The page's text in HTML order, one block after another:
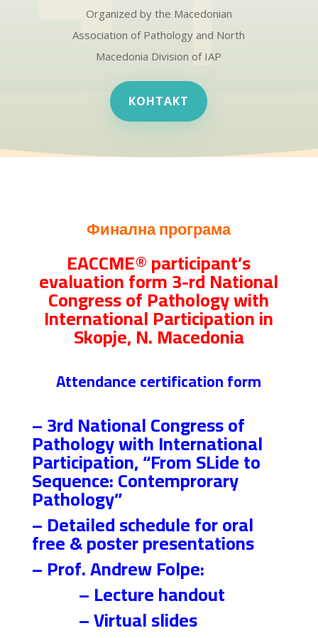
Organized by the Macedonian
Association of Pathology and North
Macedonia Division of IAP
КОНТАКТ
Финална програма
EACCME® participant’s
evaluation form 3-rd National
Congress of Pathology with
International Participation in
Skopje, N. Macedonia
Attendance certification form
– 3rd National Congress of
Pathology with International
Participation, “From SLide to
Sequence: Contemprorary
Pathology”
– Detailed schedule for oral
free & poster presentations
– Prof. Andrew Folpe:
– Lecture handout
– Virtual slides